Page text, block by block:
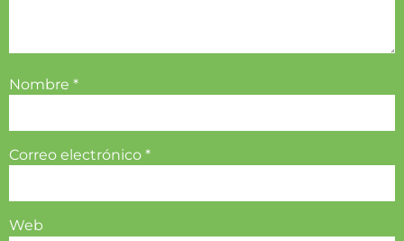
Nombre *
Correo electrónico *
Web